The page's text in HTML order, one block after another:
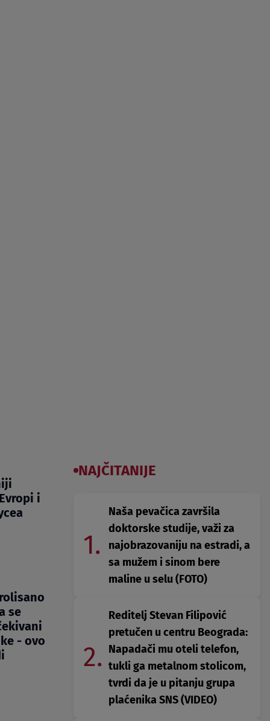
i
se
- ovo
NAJČITANIJE
1.
Naša pevačica završila
doktorske studije, važi za
najobrazovaniju na estradi, a
sa mužem i sinom bere
maline u selu (FOTO)
2.
Reditelj Stevan Filipović
pretučen u centru Beograda:
Napadači mu oteli telefon,
tukli ga metalnom stolicom,
tvrdi da je u pitanju grupa
plaćenika SNS (VIDEO)